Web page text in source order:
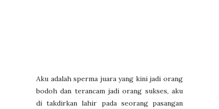
Aku adalah sperma juara yang kini jadi orang
bodoh dan terancam jadi orang sukses, aku
di takdirkan lahir pada seorang pasangan